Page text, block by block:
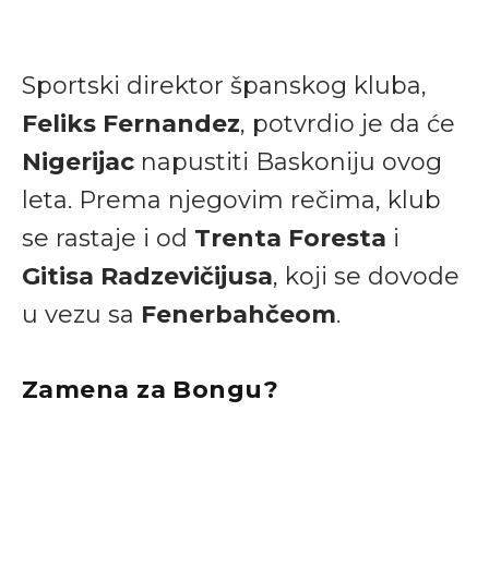
Sportski direktor španskog kluba,
Feliks Fernandez, potvrdio je da će
Nigerijac napustiti Baskoniju ovog
leta. Prema njegovim rečima, klub
se rastaje i od Trenta Foresta i
Gitisa Radzevičijusa, koji se dovode
u vezu sa Fenerbahčeom.
Zamena za Bongu?